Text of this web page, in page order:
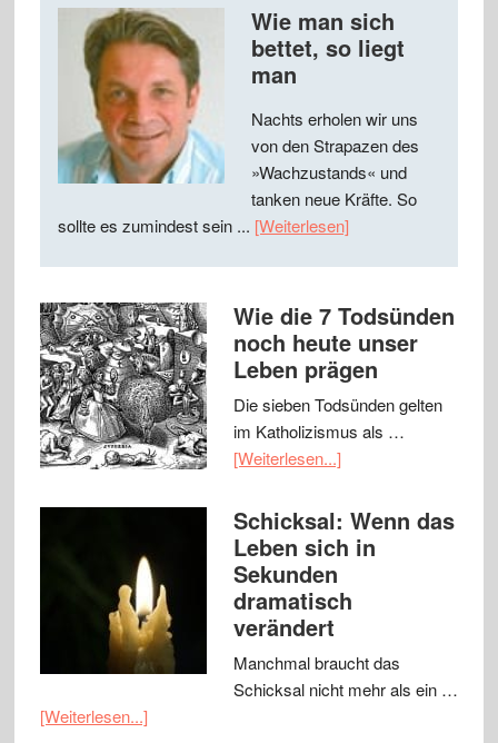
Wie man sich
bettet, so liegt
man
Nachts erholen wir uns
von den Strapazen des
»Wachzustands« und
tanken neue Kräfte. So
sollte es zumindest sein ... [Weiterlesen]
Wie die 7 Todsünden
noch heute unser
Leben prägen
Die sieben Todsünden gelten
im Katholizismus als …
[Weiterlesen...]
Schicksal: Wenn das
Leben sich in
Sekunden
dramatisch
verändert
Manchmal braucht das
Schicksal nicht mehr als ein …
[Weiterlesen...]